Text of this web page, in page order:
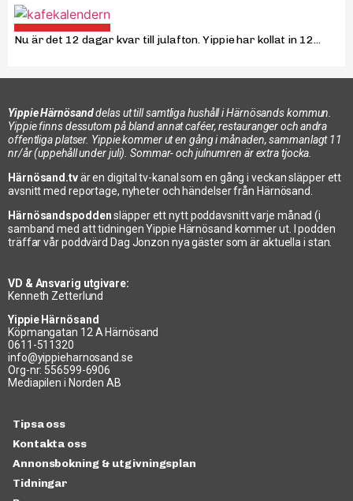
Nu är det 12 dagar kvar till julafton. Yippie har kollat in 12...
Yippie Härnösanddelas ut till samtliga hushåll i Härnösands kommun.
Yippie finns dessutom på bland annat caféer, restauranger och andra
offentliga platser. Yippie kommer ut en gång i månaden, sammanlagt 11
nr/år (uppehåll under juli). Sommar- och julnumren är extra tjocka.
Härnösand.tvär en digital tv-kanal som en gång i veckan släpper ett
avsnitt med reportage, nyheter och händelser från Härnösand.
Härnösandspoddensläpper ett nytt poddavsnitt varje månad (i
samband med att tidningen Yippie Härnösand kommer ut. I podden
träffar vår poddvärd Dag Jonzon nya gäster som är aktuella i stan.
VD & Ansvarig utgivare:
Kenneth Zetterlund
Yippie Härnösand
Köpmangatan 12 A Härnösand
0611-511320
info@yippieharnosand.se
Org-nr: 556599-6906
Mediapilen i Norden AB
Tipsa oss
Kontakta oss
Annonsbokning & utgivningsplan
Tidningar